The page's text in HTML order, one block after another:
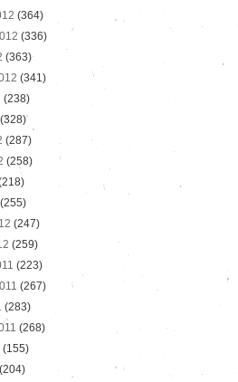
(364)
(336)
(363)
(341)
(238)
(328)
(287)
(258)
(255)
(247)
(259)
(223)
(267)
(283)
(268)
(155)
(204)